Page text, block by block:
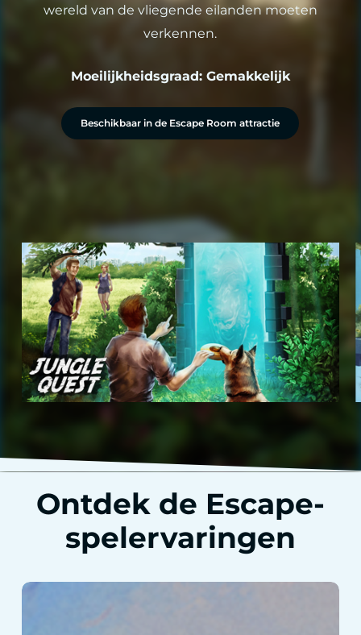
wereld van de vliegende eilanden moeten
verkennen.
Moeilijkheidsgraad: Gemakkelijk
Beschikbaar in de Escape Room attractie
Ontdek de Escape-
spelervaringen